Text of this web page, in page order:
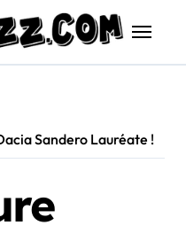
Sandero Lauréate !